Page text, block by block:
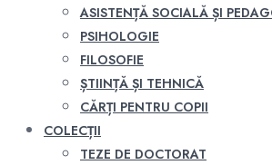
ASISTENȚĂ SOCIALĂ ȘI
PSIHOLOGIE
FILOSOFIE
ȘTIINȚĂ ȘI TEHNICĂ
CĂRȚI PENTRU COPII
COLECȚII
TEZE DE DOCTORAT